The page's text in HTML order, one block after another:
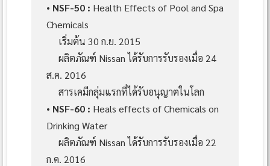
• NSF-50 : Health Effects of Pool and Spa
Chemicals
เริ่มต้น 30 ก.ย. 2015
ผลิตภัณฑ์ Nissan ได้รับการรับรองเมื่อ 24
ส.ค. 2016
สารเคมีกลุ่มแรกที่ได้รับอนุญาตในโลก
• NSF-60 : Heals effects of Chemicals on
Drinking Water
ผลิตภัณฑ์ Nissan ได้รับการรับรองเมื่อ 22
ก.ค. 2016